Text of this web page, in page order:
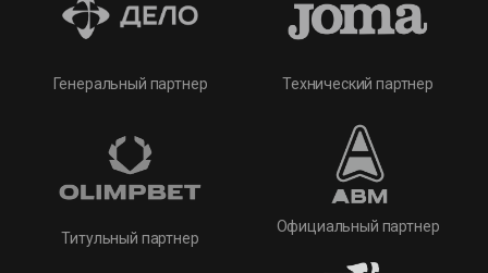
Генеральный партнер
Титульный партнер
Технический партнер
Официальный партнер